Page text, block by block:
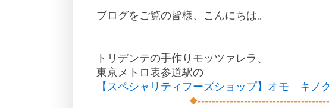
ブログをご覧の皆様、こんにちは。
トリデンテの手作りモッツァレラ、
東京メトロ表参道駅の
【スペシャリティフーズショップ】オモ キノ